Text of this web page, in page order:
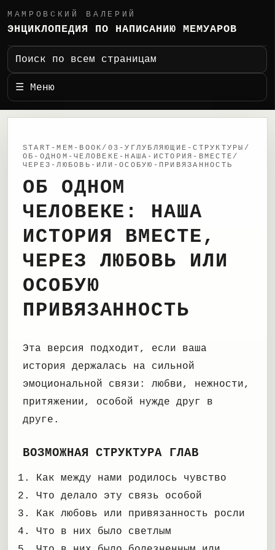
МАМРОВСКИЙ ВАЛЕРИЙ
ЭНЦИКЛОПЕДИЯ ПО НАПИСАНИЮ МЕМУАРОВ
Поиск по всем страницам
☰ Меню
START-MEM-BOOK/03-УГЛУБЛЯЮЩИЕ-СТРУКТУРЫ/
ОБ-ОДНОМ-ЧЕЛОВЕКЕ-НАША-ИСТОРИЯ-ВМЕСТЕ/
ЧЕРЕЗ-ЛЮБОВЬ-ИЛИ-ОСОБУЮ-ПРИВЯЗАННОСТЬ
ОБ ОДНОМ
ЧЕЛОВЕКЕ: НАША
ИСТОРИЯ ВМЕСТЕ,
ЧЕРЕЗ ЛЮБОВЬ ИЛИ
ОСОБУЮ
ПРИВЯЗАННОСТЬ
Эта версия подходит, если ваша
история держалась на сильной
эмоциональной связи: любви, нежности,
притяжении, особой нужде друг в
друге.
ВОЗМОЖНАЯ СТРУКТУРА ГЛАВ
Как между нами родилось чувство
Что делало эту связь особой
Как любовь или привязанность росли
Что в них было светлым